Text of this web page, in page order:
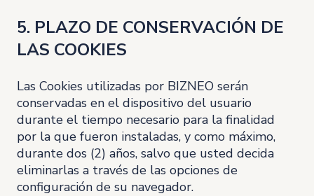
5. PLAZO DE CONSERVACIÓN DE
LAS COOKIES
Las Cookies utilizadas por BIZNEO serán
conservadas en el dispositivo del usuario
durante el tiempo necesario para la finalidad
por la que fueron instaladas, y como máximo,
durante dos (2) años, salvo que usted decida
eliminarlas a través de las opciones de
configuración de su navegador.